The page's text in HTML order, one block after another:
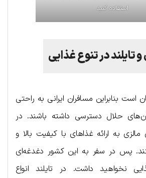
استفاده کنید
تایلند در تنوع غذایی
بنابراین مسافران ایرانی به راحتی
حلال دسترسی داشته باشند. در
به ارائه غذاهای با کیفیت بالا و
پس در سفر به این کشور دغدغه‌ای
نخواهید داشت. در تایلند انواع